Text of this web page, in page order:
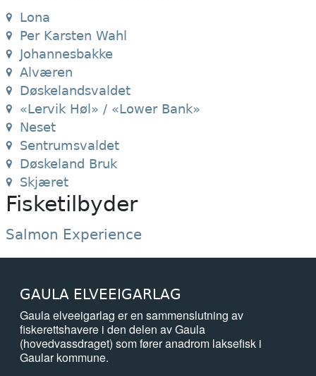
Lona
Per Karsten Wahl
Johannesbakke
Alværen
Døskelandsvaldet
«Lervik Høl» / «Lower Bank»
Neset
Sentrumsvaldet
Døskeland Bruk
Skjæret
Fisketilbyder
Salmon Experience
GAULA ELVEEIGARLAG
Gaula elveeigarlag er en sammenslutning av
fiskerettshavere i den delen av Gaula
(hovedvassdraget) som fører anadrom laksefisk i
Gaular kommune.